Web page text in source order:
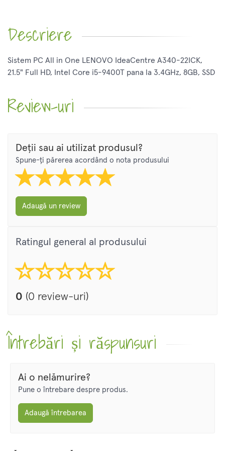
Descriere
Sistem PC All in One LENOVO IdeaCentre A340-22ICK,
21.5" Full HD, Intel Core i5-9400T pana la 3.4GHz, 8GB, SSD
Review-uri
Deții sau ai utilizat produsul?
Spune-ți părerea acordând o nota produsului
Adaugă un review
Ratingul general al produsului
0 (0 review-uri)
Întrebări și răspunsuri
Ai o nelămurire?
Pune o întrebare despre produs.
Adaugă întrebarea